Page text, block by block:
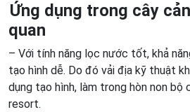
Ứng dụng trong cây
quan
– Với tính năng lọc nước tốt, khả
tạo hình dễ. Do đó vải địa kỹ thuật
dụng tạo hình, làm trong hòn non bộ
resort.